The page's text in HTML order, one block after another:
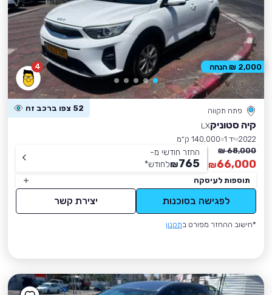
4
פתח תקווה 52 צפו ברכב זה
קיה סטוניקLX
2022 יד 1
140,000 ק״מ
68,000 ₪
66,000
₪
החזר חודשי מ-
765
₪לחודש*
תוספות לעיסקה
לפגישה בסוכנות יצירת קשר
*חישוב ההחזר מפורט בתקנון
2,000 ₪ הנחה